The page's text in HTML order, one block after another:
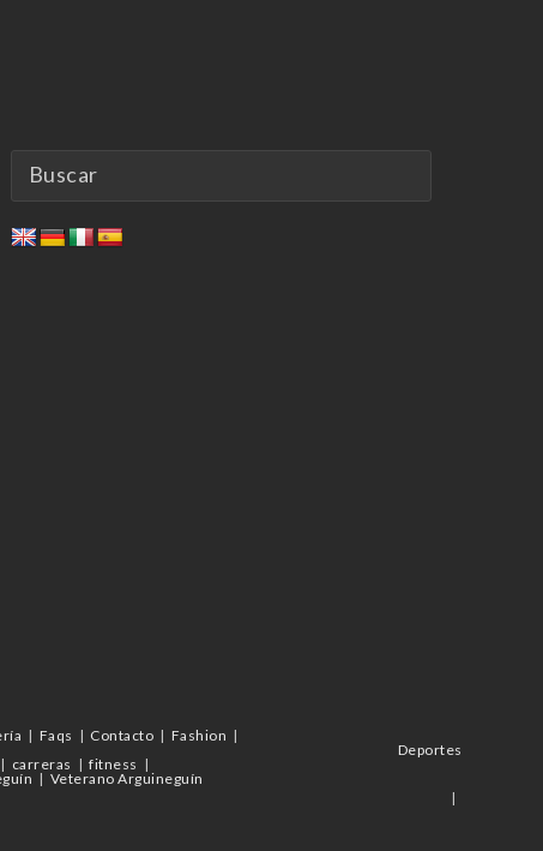
Faqs Contacto
Fashion
Deportes
carreras
fitness
Veterano Arguineguín